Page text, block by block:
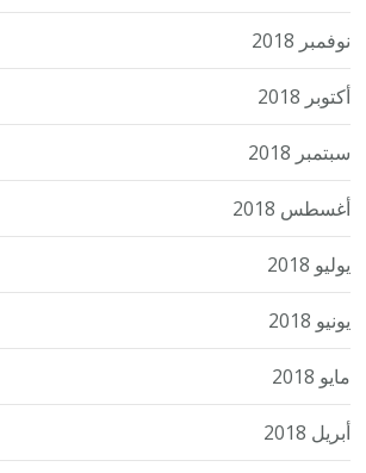
نوفمبر 2018
أكتوبر 2018
سبتمبر 2018
أغسطس 2018
يوليو 2018
يونيو 2018
مايو 2018
أبريل 2018